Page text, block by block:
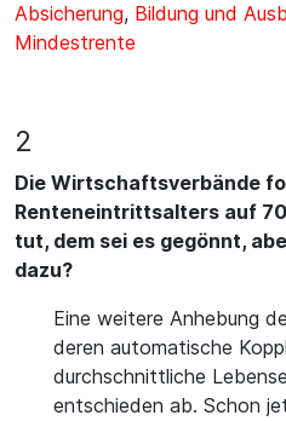
Absicherung, Bildung und
Mindestrente
2
Die Wirtschaftsverbände
Renteneintrittsalters auf
tut, dem sei es gegönnt,
dazu?
Eine weitere Anhebung
deren automatische
durchschnittliche
entschieden ab. Schon